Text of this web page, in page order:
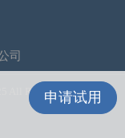
申请试用
司
All Rights Reserved